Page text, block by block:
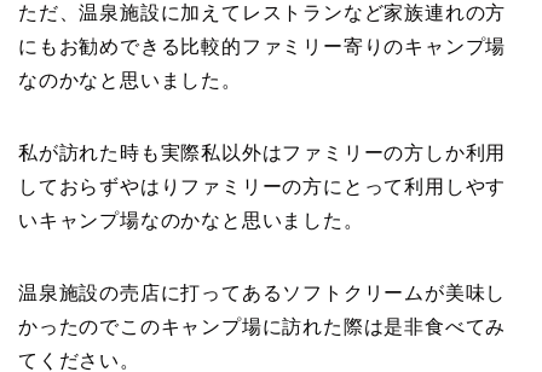
ただ、温泉施設に加えてレストランなど家族連れの方
にもお勧めできる比較的ファミリー寄りのキャンプ場
なのかなと思いました。
私が訪れた時も実際私以外はファミリーの方しか利用
しておらずやはりファミリーの方にとって利用しやす
いキャンプ場なのかなと思いました。
温泉施設の売店に打ってあるソフトクリームが美味し
かったのでこのキャンプ場に訪れた際は是非食べてみ
てください。